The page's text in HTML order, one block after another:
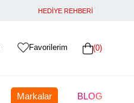
HEDİYE REHBERİ
0
Favorilerim
Markalar BLOG